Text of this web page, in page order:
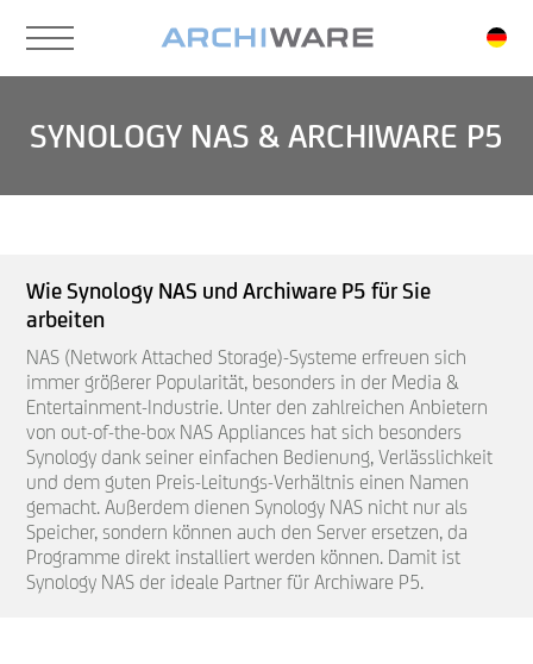
main
content
SYNOLOGY NAS & ARCHIWARE P5
Wie Synology NAS und Archiware P5 für Sie
arbeiten
NAS (Network Attached Storage)-Systeme erfreuen sich
immer größerer Popularität, besonders in der Media &
Entertainment-Industrie. Unter den zahlreichen Anbietern
von out-of-the-box NAS Appliances hat sich besonders
Synology dank seiner einfachen Bedienung, Verlässlichkeit
und dem guten Preis-Leitungs-Verhältnis einen Namen
gemacht. Außerdem dienen Synology NAS nicht nur als
Speicher, sondern können auch den Server ersetzen, da
Programme direkt installiert werden können. Damit ist
Synology NAS der ideale Partner für Archiware P5.